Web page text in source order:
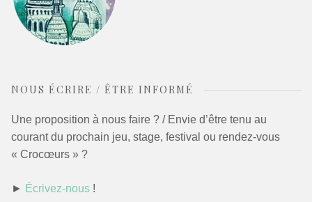
NOUS ÉCRIRE / ÊTRE INFORMÉ
Une proposition à nous faire ? / Envie d’être tenu au
courant du prochain jeu, stage, festival ou rendez-vous
« Crocœurs » ?
► Écrivez-nous !